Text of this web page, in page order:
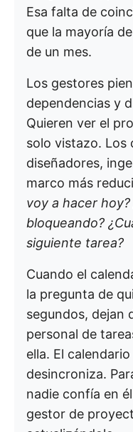
Esa falta de
que la mayoría
de un mes.
Los gestores
dependencias y
Quieren ver el
solo vistazo. Los
diseñadores,
marco más
voy a hacer
bloqueando?
siguiente tarea?
Cuando el
la pregunta de
segundos, dejan
personal de
ella. El
desincroniza.
nadie confía en
gestor de